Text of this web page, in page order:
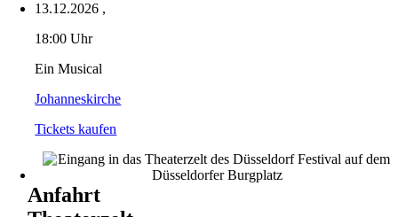
13.12.2026 ,
18:00 Uhr
Ein Musical
Johanneskirche
Tickets kaufen
Anfahrt